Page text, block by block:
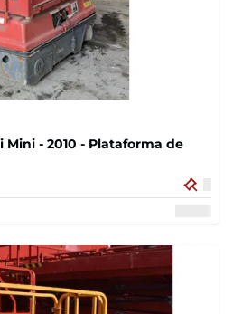
Mini - 2010 - Plataforma de